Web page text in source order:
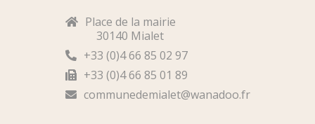
Place de la mairie
30140 Mialet
+33 (0)4 66 85 02 97
+33 (0)4 66 85 01 89
communedemialet@wanadoo.fr